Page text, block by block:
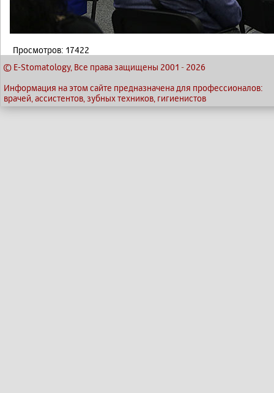
Просмотров: 17422
© E-Stomatology, Все права защищены 2001 - 2026
Информация на этом сайте предназначена для профессионалов:
врачей, ассистентов, зубных техников, гигиенистов